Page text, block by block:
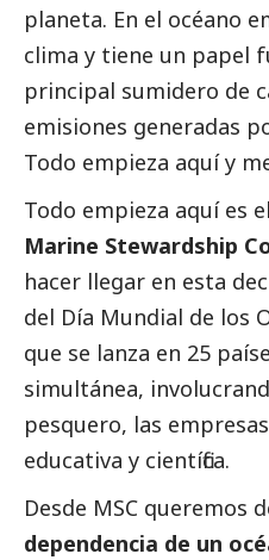
planeta. En el océano
clima y tiene un papel
principal sumidero de
emisiones generadas
Todo empieza aquí y
Todo empieza aquí es el
Marine Stewardship
hacer llegar en esta
del Día Mundial de los
que se lanza en 25
simultánea,
pesquero, las
educativa y científica.
Desde MSC queremos
dependencia de un